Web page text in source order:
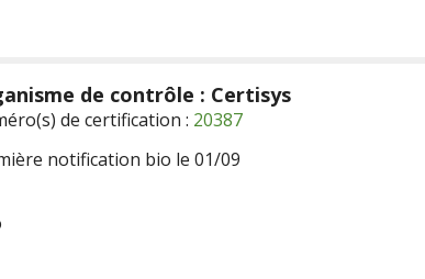
de contrôle : Certisys
de certification : 20387
notification bio le 01/09